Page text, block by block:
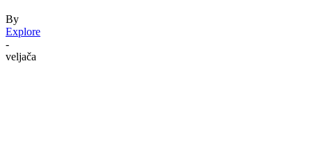
By
Explore
-
veljača